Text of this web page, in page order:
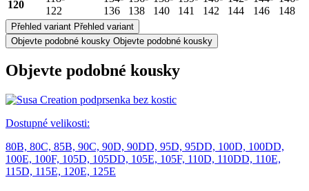
120
122
136
138
140
141
142
144
146
148
Přehled variant Přehled variant
Objevte podobné kousky Objevte podobné kousky
Objevte podobné kousky
Dostupné velikosti:
80B, 80C, 85B, 90C, 90D, 90DD, 95D, 95DD, 100D, 100DD,
100E, 100F, 105D, 105DD, 105E, 105F, 110D, 110DD, 110E,
115D, 115E, 120E, 125E